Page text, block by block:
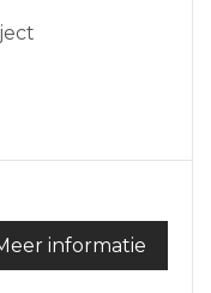
informatie